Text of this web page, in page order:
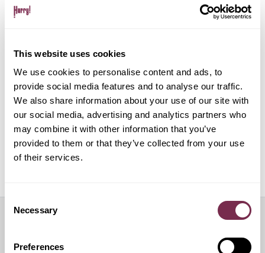
This website uses cookies
We use cookies to personalise content and ads, to
provide social media features and to analyse our traffic.
We also share information about your use of our site with
our social media, advertising and analytics partners who
may combine it with other information that you’ve
provided to them or that they’ve collected from your use
of their services.
Consent
Selection
Necessary
Preferences
Gestione pratiche amministrative e multe
Gestione del noleggio tramite app su dispositivo
mobile
ALPHABET PAPERLESS Digital Onboarding
Off Mode: sospensione temporanea del noleggio